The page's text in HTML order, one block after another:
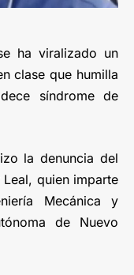
ha viralizado un
clase que humilla
síndrome de
la denuncia del
quien imparte
Mecánica y
de Nuevo